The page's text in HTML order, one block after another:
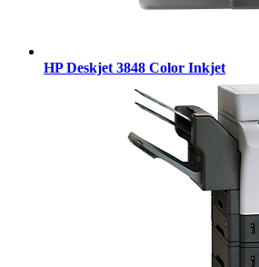
HP Deskjet 3848 Color Inkjet